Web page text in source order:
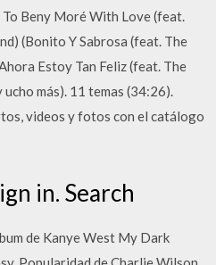
To Beny Moré With Love (feat.
(Bonito Y Sabrosa (feat. The
Estoy Tan Feliz (feat. The
más). 11 temas (34:26).
videos y fotos con el catálogo
in. Search
de Kanye West My Dark